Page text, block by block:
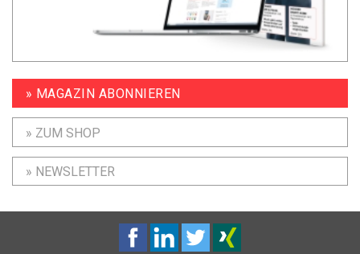
» MAGAZIN ABONNIEREN
» ZUM SHOP
» NEWSLETTER